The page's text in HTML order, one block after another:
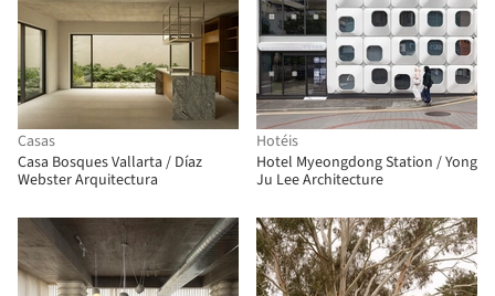
Casas
Casa Bosques Vallarta / Díaz
Webster Arquitectura
Hotéis
Hotel Myeongdong Station / Yong
Ju Lee Architecture